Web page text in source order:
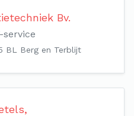
Bv.
service
BL Berg en Terblijt